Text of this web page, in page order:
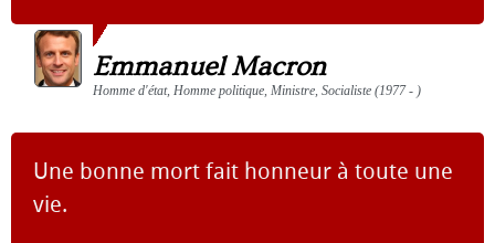
Emmanuel Macron
Homme d'état, Homme politique, Ministre, Socialiste (1977 - )
Une bonne mort fait honneur à toute une
vie.